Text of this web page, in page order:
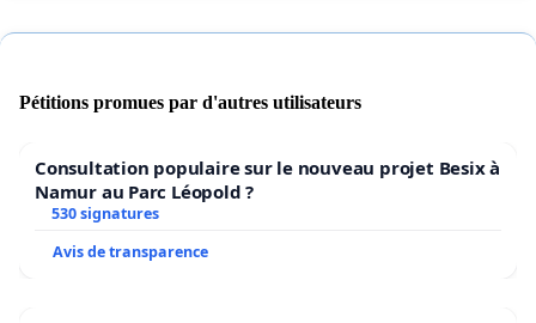
Pétitions promues par d'autres utilisateurs
Consultation populaire sur le nouveau projet Besix à
Namur au Parc Léopold ?
530 signatures
Avis de transparence